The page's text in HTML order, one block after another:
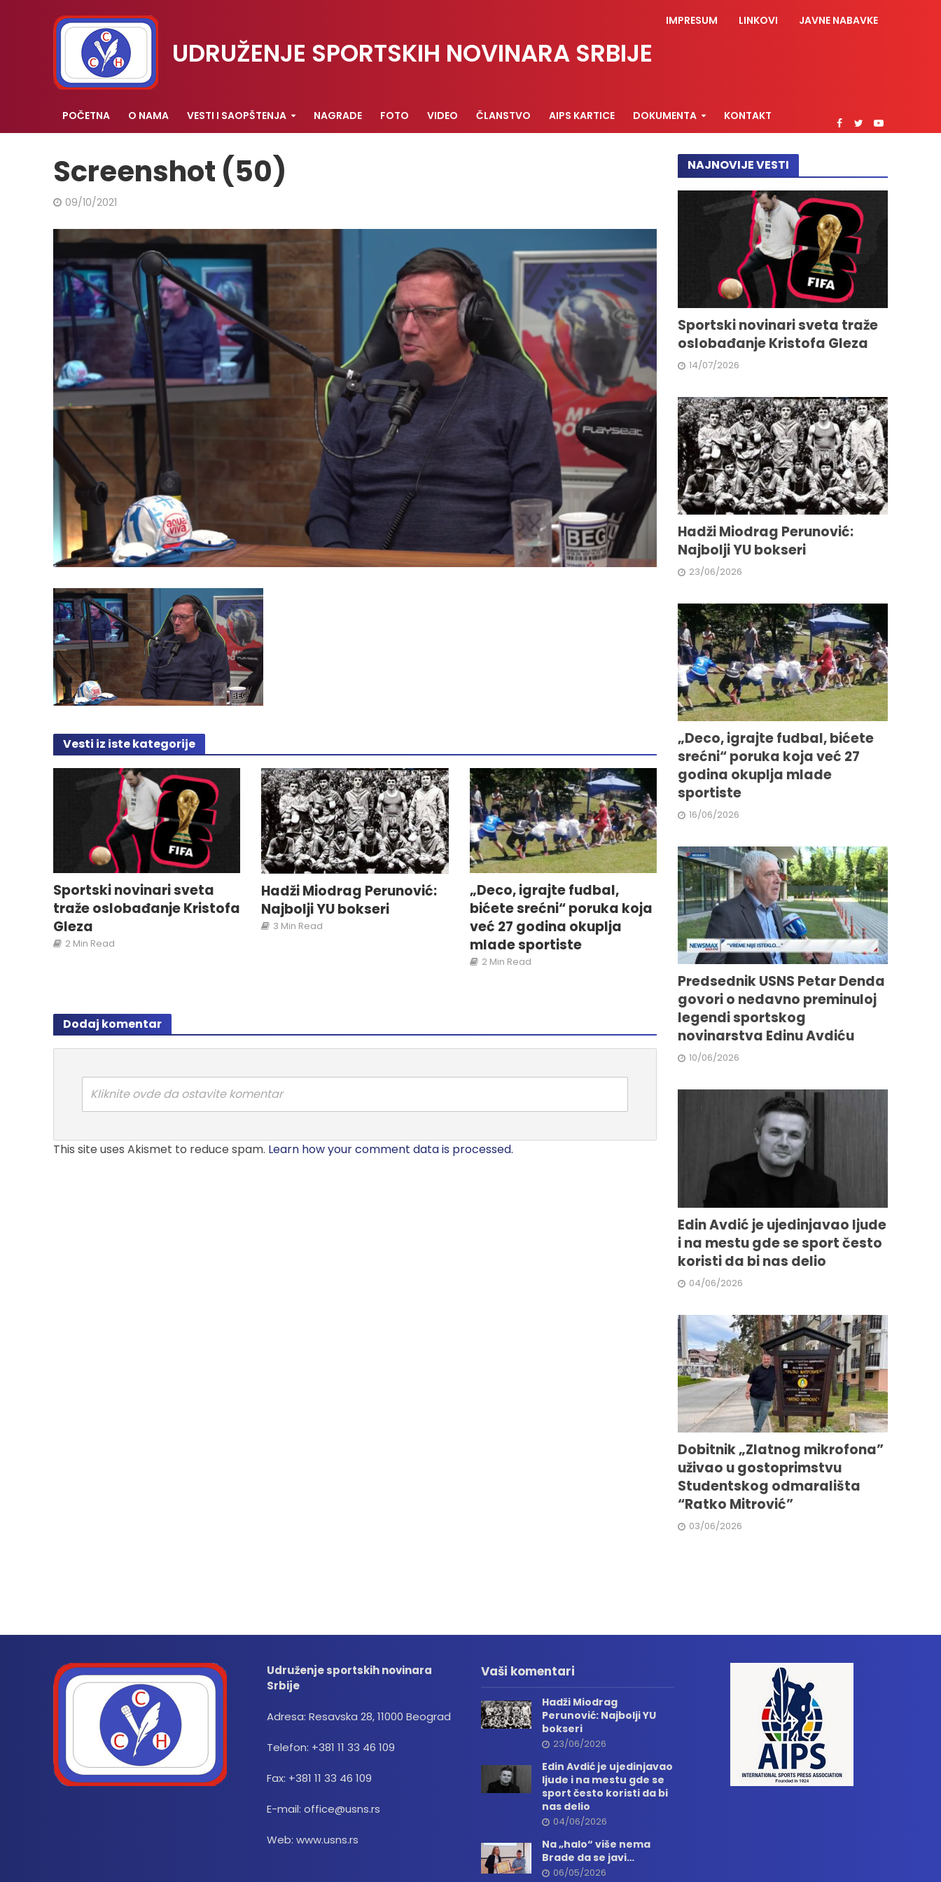
UDRUŽENJE SPORTSKIH NOVINARA SRBIJE
IMPRESUM LINKOVI JAVNE NABAVKE
POČETNA O NAMA VESTI I SAOPŠTENJA NAGRADE FOTO VIDEO ČLANSTVO AIPS KARTICE DOKUMENTA KONTAKT
Screenshot (50)
09/10/2021
Vesti iz iste kategorije
Sportski novinari sveta
traže oslobađanje Kristofa
Gleza
2 Min Read
Hadži Miodrag Perunović:
Najbolji YU bokseri
3 Min Read
„Deco, igrajte fudbal,
bićete srećni“ poruka koja
već 27 godina okuplja
mlade sportiste
2 Min Read
Dodaj komentar
Kliknite ovde da ostavite komentar
This site uses Akismet to reduce spam. Learn how your comment data is processed.
NAJNOVIJE VESTI
Sportski novinari sveta traže
oslobađanje Kristofa Gleza
14/07/2026
Hadži Miodrag Perunović:
Najbolji YU bokseri
23/06/2026
„Deco, igrajte fudbal, bićete
srećni“ poruka koja već 27
godina okuplja mlade
sportiste
16/06/2026
Predsednik USNS Petar Denda
govori o nedavno preminuloj
legendi sportskog
novinarstva Edinu Avdiću
10/06/2026
Edin Avdić je ujedinjavao ljude
i na mestu gde se sport često
koristi da bi nas delio
04/06/2026
Dobitnik „Zlatnog mikrofona”
uživao u gostoprimstvu
Studentskog odmarališta
“Ratko Mitrović”
03/06/2026
Udruženje sportskih novinara
Srbije
Adresa: Resavska 28, 11000 Beograd
Telefon: +381 11 33 46 109
Fax: +381 11 33 46 109
E-mail: office@usns.rs
Web: www.usns.rs
Vaši komentari
Hadži Miodrag
Perunović: Najbolji YU
bokseri
23/06/2026
Edin Avdić je ujedinjavao
ljude i na mestu gde se
sport često koristi da bi
nas delio
04/06/2026
Na „halo“ više nema
Brade da se javi…
06/05/2026